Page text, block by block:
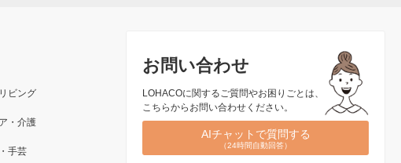
お問い合わせ
LOHACOに関するご質問やお困りごとは、
こちらからお問い合わせください。
AIチャットで質問する
（24時間自動回答）
ビング
・介護
手芸